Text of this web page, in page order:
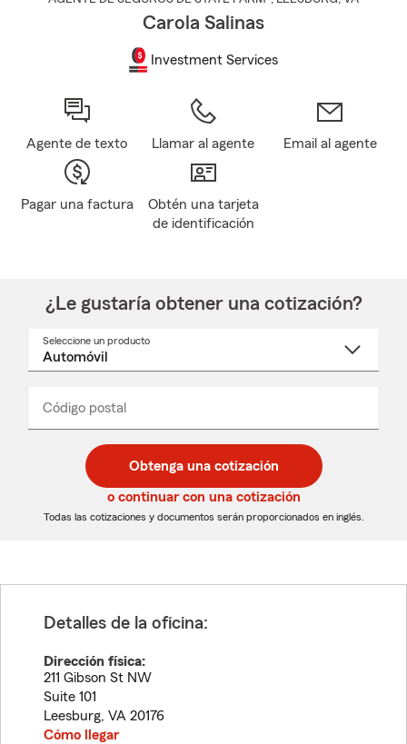
Carola Salinas
Investment Services
Agente de texto Llamar al agente Email al agente
Pagar una factura
Obtén una tarjeta
de identificación
¿Le gustaría obtener una cotización?
Seleccione un producto
desplegable
Código postal
de
5
dígitos
de
5
dígitos
_____
Obtenga una cotización
o continuar con una cotización
Todas las cotizaciones y documentos serán proporcionados en inglés.
Detalles de la oficina:
Dirección física:
211 Gibson St NW
Suite 101
Leesburg, VA 20176
Cómo llegar